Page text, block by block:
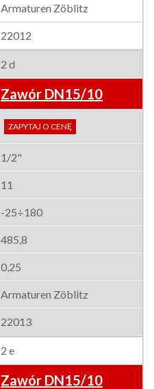
Armaturen Zöblitz
22012
2 d
Zawór DN15/10
ZAPYTAJ O CENĘ
1/2"
11
-25÷180
485,8
0,25
Armaturen Zöblitz
22013
2 e
Zawór DN15/10